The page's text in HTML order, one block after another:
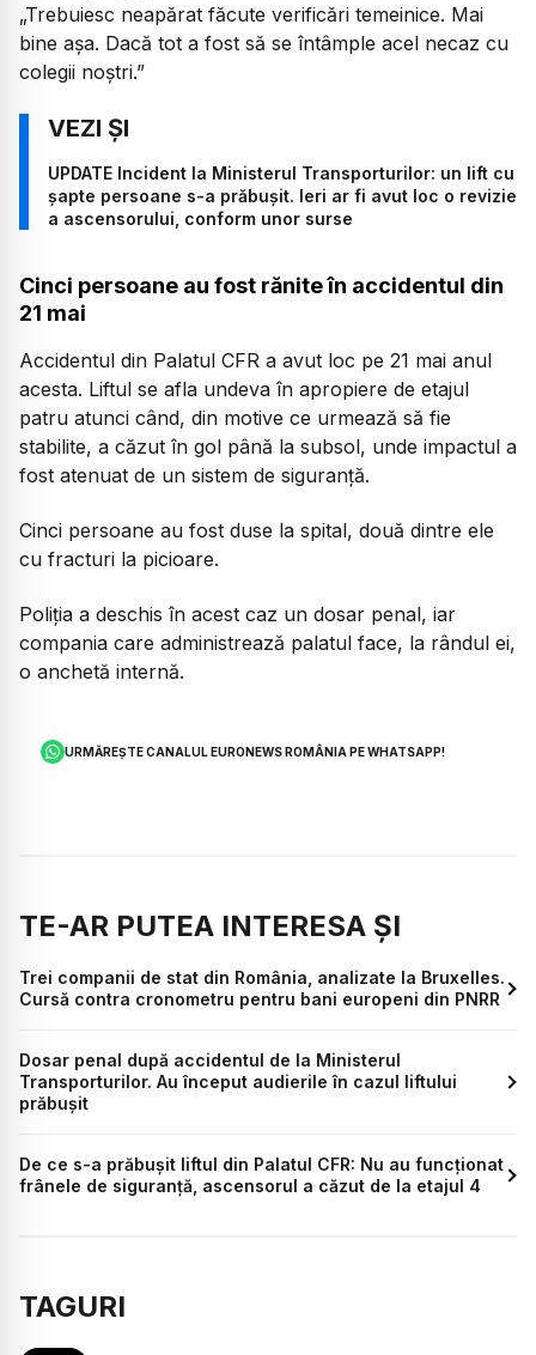
„Trebuiesc neapărat făcute verificări temeinice. Mai
bine așa. Dacă tot a fost să se întâmple acel necaz cu
colegii noștri.”
UPDATE Incident la Ministerul Transporturilor: un lift cu
șapte persoane s-a prăbușit. Ieri ar fi avut loc o revizie
a ascensorului, conform unor surse
Cinci persoane au fost rănite în accidentul din
21 mai
Accidentul din Palatul CFR a avut loc pe 21 mai anul
acesta. Liftul se afla undeva în apropiere de etajul
patru atunci când, din motive ce urmează să fie
stabilite, a căzut în gol până la subsol, unde impactul a
fost atenuat de un sistem de siguranță.
Cinci persoane au fost duse la spital, două dintre ele
cu fracturi la picioare.
Poliția a deschis în acest caz un dosar penal, iar
compania care administrează palatul face, la rândul ei,
o anchetă internă.
URMĂREȘTE CANALUL EURONEWS ROMÂNIA PE WHATSAPP!
TE-AR PUTEA INTERESA ȘI
Trei companii de stat din România, analizate la Bruxelles.
Cursă contra cronometru pentru bani europeni din PNRR
Dosar penal după accidentul de la Ministerul
Transporturilor. Au început audierile în cazul liftului
prăbușit
De ce s-a prăbușit liftul din Palatul CFR: Nu au funcționat
frânele de siguranță, ascensorul a căzut de la etajul 4
TAGURI